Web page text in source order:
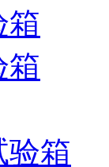
箱
箱
验箱